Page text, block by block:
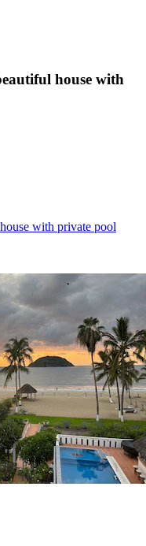
house with
with private pool